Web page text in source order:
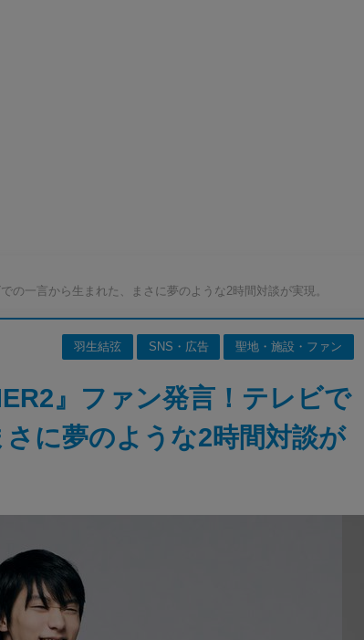
の一言から生まれた、まさに夢のような2時間対談が実現。
羽生結弦 SNS・広告 聖地・施設・ファン
』ファン発言！テレビで
に夢のような2時間対談が